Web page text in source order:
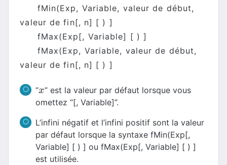
fMin(Exp, Variable, valeur de début,
valeur de fin[, n] [ ) ]
fMax(Exp[, Variable] [ ) ]
fMax(Exp, Variable, valeur de début,
valeur de fin[, n] [ ) ]
“x
x” est la valeur par défaut lorsque vous
omettez “[, Variable]”.
L’infini négatif et l’infini positif sont la valeur
par défaut lorsque la syntaxe fMin(Exp[,
Variable] [ ) ] ou fMax(Exp[, Variable] [ ) ]
est utilisée.